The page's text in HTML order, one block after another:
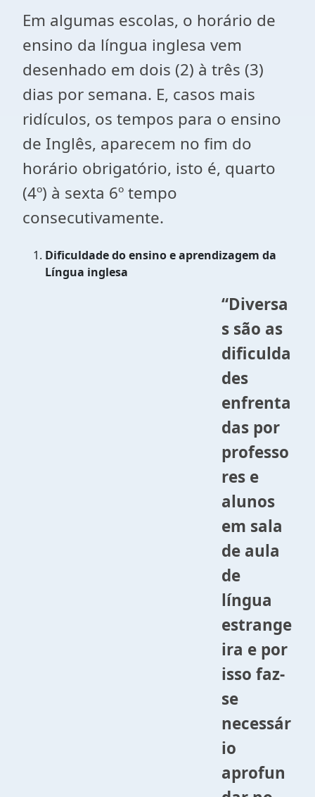
Em algumas escolas, o horário de
ensino da língua inglesa vem
desenhado em dois (2) à três (3)
dias por semana. E, casos mais
ridículos, os tempos para o ensino
de Inglês, aparecem no fim do
horário obrigatório, isto é, quarto
(4º) à sexta 6º tempo
consecutivamente.
Dificuldade do ensino e aprendizagem da
Língua inglesa
“Diversa
s são as
dificulda
des
enfrenta
das por
professo
res e
alunos
em sala
de aula
de
língua
estrange
ira e por
isso faz-
se
necessár
io
aprofun